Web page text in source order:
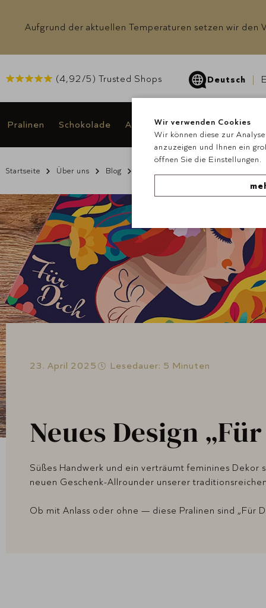
Aufgrund der aktuellen Temperaturen setzen wir den
(4,92 /5) Trusted Shops Deutsch
Pralinen Schokolade Anlässe & Geschenke
Startseite Über uns Blog
23. April 2025 Lesedauer: 5 Minuten
Neues Design
Süßes Handwerk und ein verträumt feminines Dekor
neuen Geschenk-Allrounder unserer
Ob mit Anlass oder ohne — diese Pralinen sind „Für
Wir verwenden Cookies
Wir können diese zur
anzuzeigen und Ihnen ein
öffnen Sie die Einstellungen.